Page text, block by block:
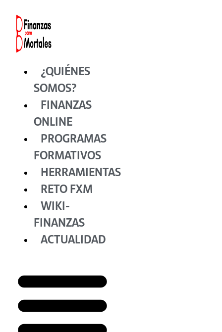
contenido
¿QUIÉNES
SOMOS?
FINANZAS
ONLINE
PROGRAMAS
FORMATIVOS
HERRAMIENTAS
RETO FXM
WIKI-
FINANZAS
ACTUALIDAD